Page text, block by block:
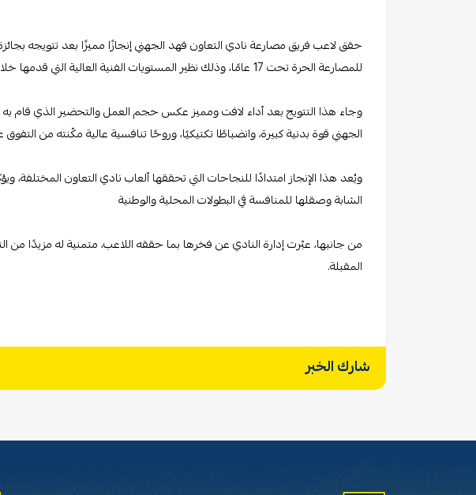
حقق لاعب فريق مصارعة نادي التعاون فهد الجهني إنجازًا مميزًا بعد تتويجه
للمصارعة الحرة تحت 17 عامًا، وذلك نظير المستويات الفنية العالية التي قدمها خلال منافسات البطولة
وجاء هذا التتويج بعد أداء لافت ومميز عكس حجم العمل والتحضير الذي قام به
الجهني قوة بدنية كبيرة، وانضباطًا تكتيكيًا، وروحًا تنافسية عالية مكّنته من
ويُعد هذا الإنجاز امتدادًا للنجاحات التي تحققها ألعاب نادي التعاون المختلفة،
الشابة وصقلها للمنافسة في البطولات المحلية والوطنية
من جانبها، عبّرت إدارة النادي عن فخرها بما حققه اللاعب، متمنية له مزيدًا من
المقبلة.
شارك الخبر